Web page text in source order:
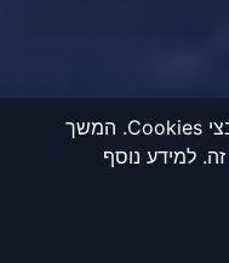
המלצה וצריך להתייחס
בתחום. אתר זה לא
לידיעתך, באתר זה נעשה שימוש בקבצי Cookies. המשך
למידע נוסף